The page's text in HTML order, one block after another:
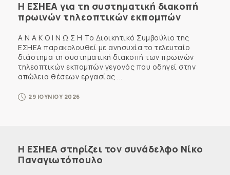
Η ΕΣΗΕΑ για τη συστηματική διακοπή
πρωινών τηλεοπτικών εκπομπών
Α Ν Α Κ Ο Ι Ν Ω Σ Η Το Διοικητικό Συμβούλιο της
ΕΣΗΕΑ παρακολουθεί με ανησυχία το τελευταίο
διάστημα τη συστηματική διακοπή των πρωινών
τηλεοπτικών εκπομπών γεγονός που οδηγεί στην
απώλεια θέσεων εργασίας ...
29 ΙΟΥΝΙΟΥ 2026
Η ΕΣΗΕΑ στηρίζει τον συνάδελφο Νίκο
Παναγιωτόπουλο